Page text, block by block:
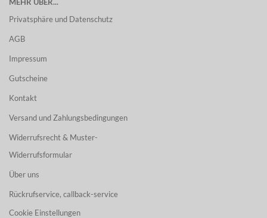
Privatsphäre und Datenschutz
AGB
Impressum
Gutscheine
Kontakt
Versand und Zahlungsbedingungen
Widerrufsrecht & Muster-
Widerrufsformular
Über uns
Rückrufservice, callback-service
Cookie Einstellungen